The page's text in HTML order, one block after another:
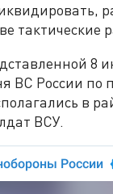
тактические
8
ВС России
в
ВСУ.